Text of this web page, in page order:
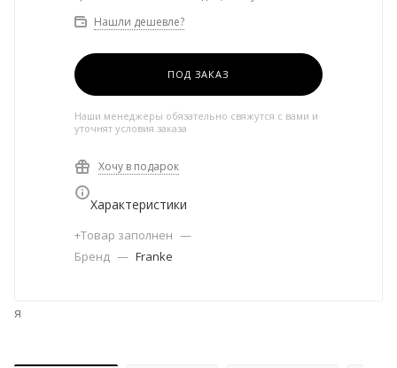
Нашли дешевле?
ПОД ЗАКАЗ
Наши менеджеры обязательно свяжутся с вами и
уточнят условия заказа
Хочу в подарок
Характеристики
+Товар заполнен —
Бренд — Franke
я